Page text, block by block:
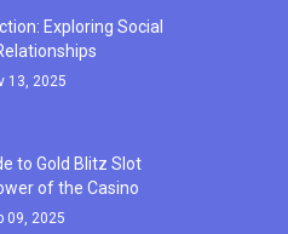
Exploring Social
13, 2025
to Gold Blitz Slot
of the Casino
09, 2025